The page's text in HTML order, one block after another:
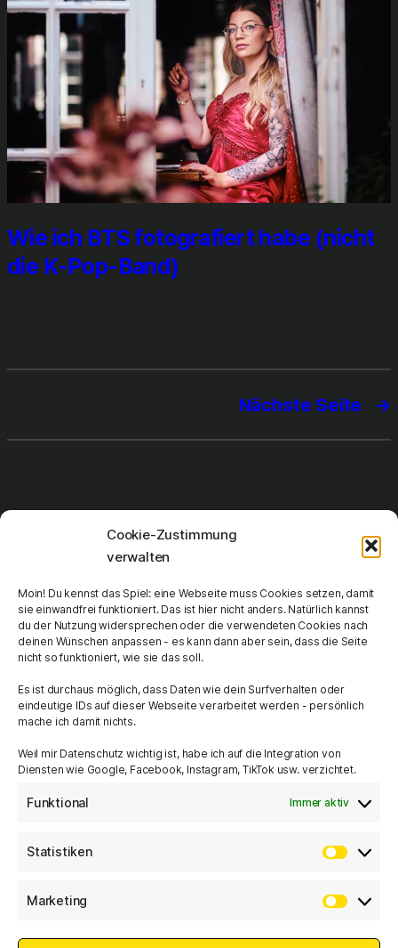
Cookie-Zustimmung
verwalten
Moin! Du kennst das Spiel: eine Webseite muss Cookies setzen, damit
sie einwandfrei funktioniert. Das ist hier nicht anders. Natürlich kannst
du der Nutzung widersprechen oder die verwendeten Cookies nach
deinen Wünschen anpassen - es kann dann aber sein, dass die Seite
nicht so funktioniert, wie sie das soll.
Es ist durchaus möglich, dass Daten wie dein Surfverhalten oder
eindeutige IDs auf dieser Webseite verarbeitet werden - persönlich
mache ich damit nichts.
Weil mir Datenschutz wichtig ist, habe ich auf die Integration von
Diensten wie Google, Facebook, Instagram, TikTok usw. verzichtet.
Funktional Immer aktiv
Statistiken
Marketing
Wie ich BTS foto­gra­fiert habe (nicht
die K‑Pop-Band)
Nächste Seite →
28FOTOS
MIT AUS BREMEN